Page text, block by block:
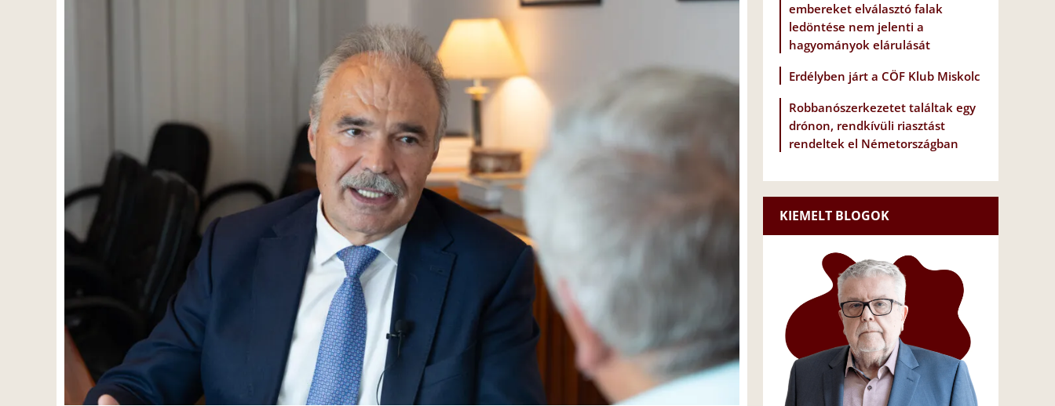
embereket elválasztó falak
ledöntése nem jelenti a
hagyományok elárulását
Erdélyben járt a CÖF Klub Miskolc
Robbanószerkezetet találtak egy
drónon, rendkívüli riasztást
rendeltek el Németországban
KIEMELT BLOGOK